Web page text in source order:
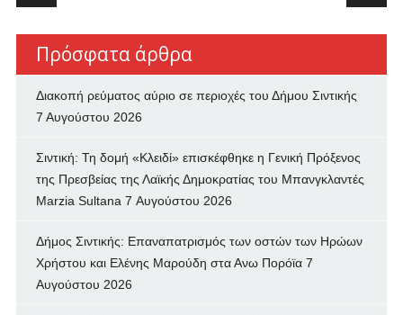
Πρόσφατα άρθρα
Διακοπή ρεύματος αύριο σε περιοχές του Δήμου Σιντικής
7 Αυγούστου 2026
Σιντική: Τη δομή «Κλειδί» επισκέφθηκε η Γενική Πρόξενος
της Πρεσβείας της Λαϊκής Δημοκρατίας του Μπανγκλαντές
Marzia Sultana 7 Αυγούστου 2026
Δήμος Σιντικής: Επαναπατρισμός των oστών των Ηρώων
Χρήστου και Ελένης Μαρούδη στα Ανω Πορόϊα 7
Αυγούστου 2026